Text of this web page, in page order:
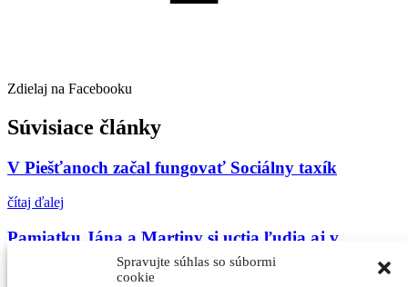
Spravujte súhlas so súbormi
cookie
Zdielaj na Facebooku
Súvisiace články
V Piešťanoch začal fungovať Sociálny taxík
čítaj ďalej
Pamiatku Jána a Martiny si uctia ľudia aj v